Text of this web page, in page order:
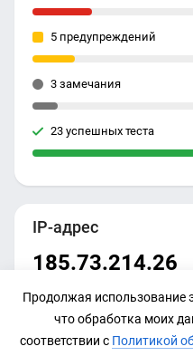
IP-адрес
185.73.214.26
5 предупреждений
3 замечания
23 успешных теста
Продолжая использование
что обработка моих
соответствии с Политикой